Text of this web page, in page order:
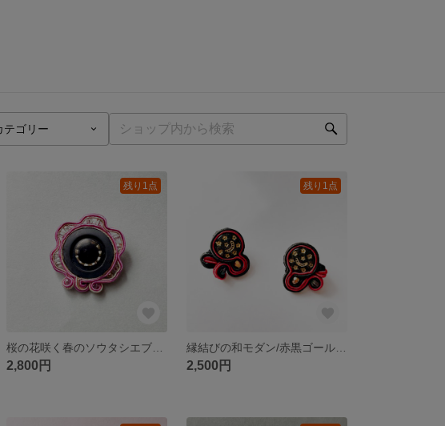
残り1点
2,800円
残り1点
2,500円